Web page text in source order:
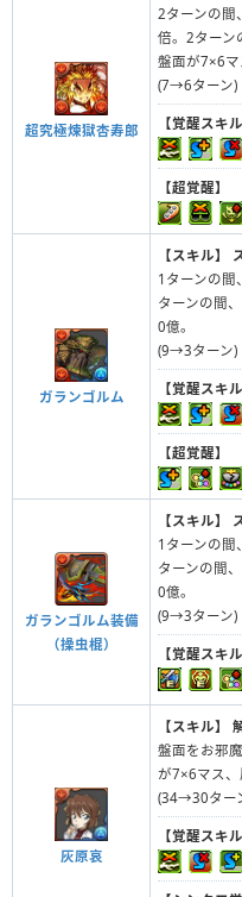
超究極煉獄杏寿郎
2ターンの間
倍。2ターン
盤面が7×6マ
(7→6ターン)
【覚醒スキル
【超覚醒】
ガランゴルム
【スキル】
1ターンの間
ターンの間
0億。
(9→3ターン)
【覚醒スキル
【超覚醒】
ガランゴルム装備
（操虫棍）
【スキル】
1ターンの間
ターンの間
0億。
(9→3ターン)
【覚醒スキル
灰原哀
【スキル】
盤面をお邪
が7×6マス、
(34→30ター
【覚醒スキル